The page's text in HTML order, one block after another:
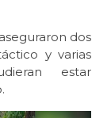
dos
y varias
estar